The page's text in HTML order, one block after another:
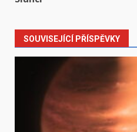
SOUVISEJÍCÍ PŘÍSPĚVKY